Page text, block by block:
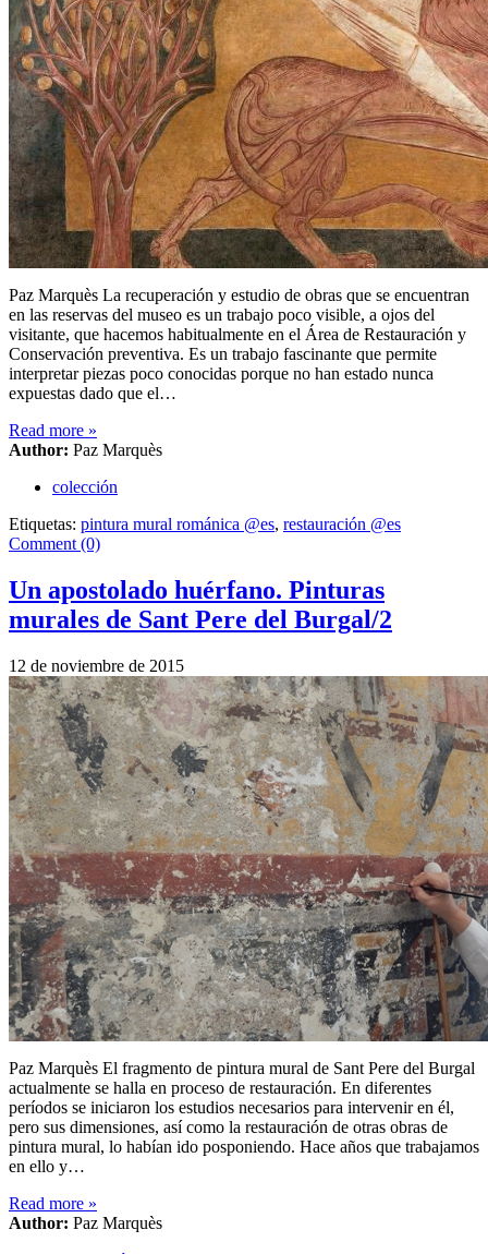
Paz Marquès La recuperación y estudio de obras que se encuentran
en las reservas del museo es un trabajo poco visible, a ojos del
visitante, que hacemos habitualmente en el Área de Restauración y
Conservación preventiva. Es un trabajo fascinante que permite
interpretar piezas poco conocidas porque no han estado nunca
expuestas dado que el…
Read more »
Author: Paz Marquès
colección
Etiquetas: pintura mural románica @es, restauración @es
Comment (0)
Un apostolado huérfano. Pinturas
murales de Sant Pere del Burgal/2
12 de noviembre de 2015
Paz Marquès El fragmento de pintura mural de Sant Pere del Burgal
actualmente se halla en proceso de restauración. En diferentes
períodos se iniciaron los estudios necesarios para intervenir en él,
pero sus dimensiones, así como la restauración de otras obras de
pintura mural, lo habían ido posponiendo. Hace años que trabajamos
en ello y…
Read more »
Author: Paz Marquès